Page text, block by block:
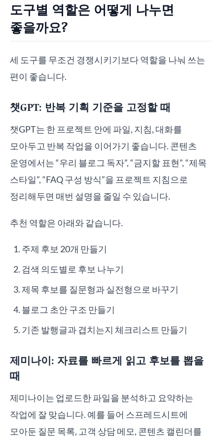
도구별 역할은 어떻게 나누면
좋을까요?
세 도구를 무조건 경쟁시키기보다 역할을 나눠 쓰는
편이 좋습니다.
챗GPT: 반복 기획 기준을 고정할 때
챗GPT는 한 프로젝트 안에 파일, 지침, 대화를
모아두고 반복 작업을 이어가기 좋습니다. 콘텐츠
운영에서는 “우리 블로그 독자”, “금지할 표현”, “제목
스타일”, “FAQ 구성 방식”을 프로젝트 지침으로
정리해두면 매번 설명을 줄일 수 있습니다.
추천 역할은 아래와 같습니다.
주제 후보 20개 만들기
검색 의도별로 후보 나누기
제목 후보를 질문형과 실전형으로 바꾸기
블로그 초안 구조 만들기
기존 발행글과 겹치는지 체크리스트 만들기
제미나이: 자료를 빠르게 읽고 후보를 뽑을
때
제미나이는 업로드한 파일을 분석하고 요약하는
작업에 잘 맞습니다. 예를 들어 스프레드시트에
모아둔 질문 목록, 고객 상담 메모, 콘텐츠 캘린더를